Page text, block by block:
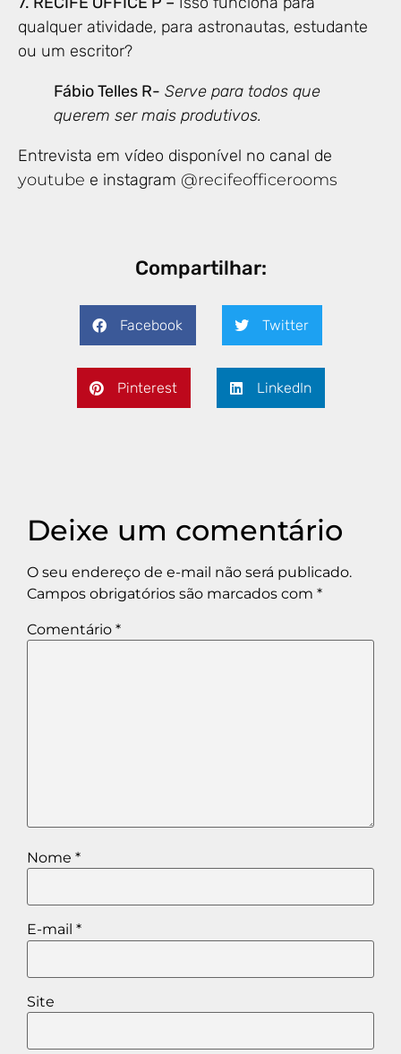
qualquer atividade, para astronautas, estudante
ou um escritor?
Fábio Telles R- Serve para todos que
querem ser mais produtivos.
Entrevista em vídeo disponível no canal de
youtube e instagram @recifeofficerooms
Compartilhar:
Facebook Twitter
Pinterest LinkedIn
Deixe um comentário
O seu endereço de e-mail não será publicado.
Campos obrigatórios são marcados com *
Comentário *
Nome *
E-mail *
Site